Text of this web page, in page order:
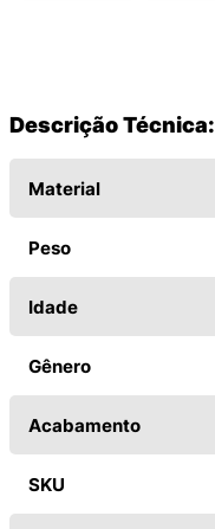
Descrição Técnica:
Material
Peso
Idade
Gênero
Acabamento
SKU